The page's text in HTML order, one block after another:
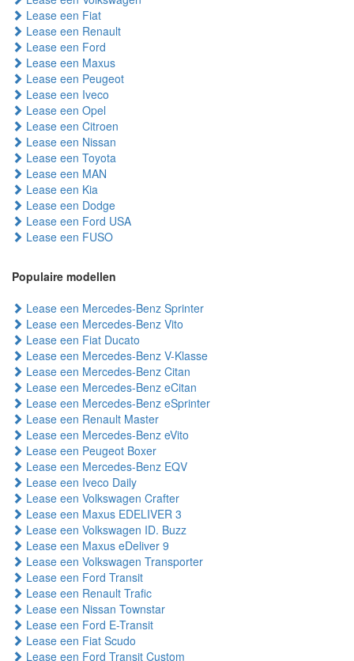
Lease een Fiat
Lease een Renault
Lease een Ford
Lease een Maxus
Lease een Peugeot
Lease een Iveco
Lease een Opel
Lease een Citroen
Lease een Nissan
Lease een Toyota
Lease een MAN
Lease een Kia
Lease een Dodge
Lease een Ford USA
Lease een FUSO
Populaire modellen
Lease een Mercedes-Benz Sprinter
Lease een Mercedes-Benz Vito
Lease een Fiat Ducato
Lease een Mercedes-Benz V-Klasse
Lease een Mercedes-Benz Citan
Lease een Mercedes-Benz eCitan
Lease een Mercedes-Benz eSprinter
Lease een Renault Master
Lease een Mercedes-Benz eVito
Lease een Peugeot Boxer
Lease een Mercedes-Benz EQV
Lease een Iveco Daily
Lease een Volkswagen Crafter
Lease een Maxus EDELIVER 3
Lease een Volkswagen ID. Buzz
Lease een Maxus eDeliver 9
Lease een Volkswagen Transporter
Lease een Ford Transit
Lease een Renault Trafic
Lease een Nissan Townstar
Lease een Ford E-Transit
Lease een Fiat Scudo
Lease een Ford Transit Custom